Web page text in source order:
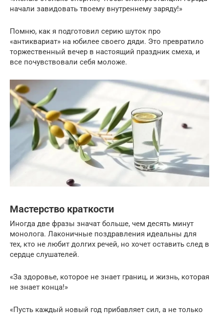
начали завидовать твоему внутреннему заряду!»
Помню, как я подготовил серию шуток про
«антиквариат» на юбилее своего дяди. Это превратило
торжественный вечер в настоящий праздник смеха, и
все почувствовали себя моложе.
Мастерство краткости
Иногда две фразы значат больше, чем десять минут
монолога. Лаконичные поздравления идеальны для
тех, кто не любит долгих речей, но хочет оставить след в
сердце слушателей.
«За здоровье, которое не знает границ, и жизнь, которая
не знает конца!»
«Пусть каждый новый год прибавляет сил, а не только